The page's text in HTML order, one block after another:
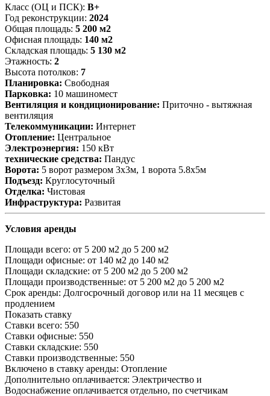
Класс (ОЦ и ПСК): B+
Год реконструкции: 2024
Общая площадь: 5 200 м2
Офисная площадь: 140 м2
Складская площадь: 5 130 м2
Этажность: 2
Высота потолков: 7
Планировка: Свободная
Парковка: 10 машиномест
Вентиляция и кондиционирование: Приточно - вытяжная
вентиляция
Телекоммуникации: Интернет
Отопление: Центральное
Электроэнергия: 150 кВт
технические средства: Пандус
Ворота: 5 ворот размером 3х3м, 1 ворота 5.8х5м
Подъезд: Круглосуточный
Отделка: Чистовая
Инфраструктура: Развитая
Условия аренды
Площади всего: от 5 200 м2 до 5 200 м2
Площади офисные: от 140 м2 до 140 м2
Площади складские: от 5 200 м2 до 5 200 м2
Площади производственные: от 5 200 м2 до 5 200 м2
Срок аренды: Долгосрочный договор или на 11 месяцев с
продлением
Показать ставку
Ставки всего: 550
Ставки офисные: 550
Ставки складские: 550
Ставки производственные: 550
Включено в ставку аренды: Отопление
Дополнительно оплачивается: Электричество и
Водоснабжение оплачивается отдельно, по счетчикам